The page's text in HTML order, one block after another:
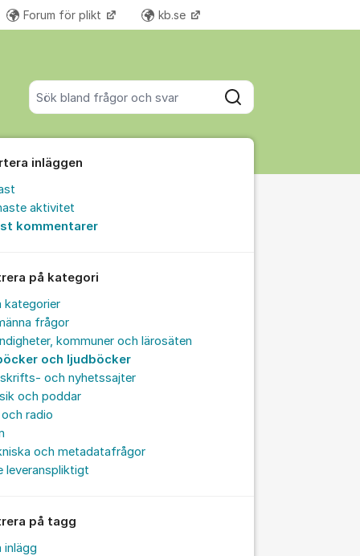
Sök bland alla inlägg
Sök
Forum för plikt kb.se Fler supportlänkar
inläggen
aktivitet
kommentarer
på kategori
kategorier
frågor
kommuner och lärosäten
och ljudböcker
och nyhetssajter
och poddar
radio
och metadatafrågor
leveranspliktigt
på tagg
inlägg